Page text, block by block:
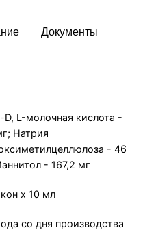
Документы
D, L-молочная кислота -
Натрия
- 46
- 167,2 мг
x 10 мл
со дня производства